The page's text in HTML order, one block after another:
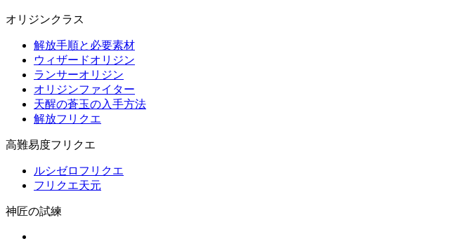
オリジンクラス
解放手順と必要素材
ウィザードオリジン
ランサーオリジン
オリジンファイター
天醒の蒼玉の入手方法
解放フリクエ
高難易度フリクエ
ルシゼロフリクエ
フリクエ天元
神匠の試練